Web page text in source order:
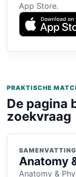
App Store.
PRAKTISCHE
De pagina
zoekvraag
Anatomy
Anatomy &